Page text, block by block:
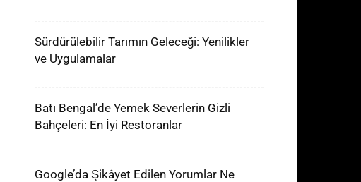
Sürdürülebilir Tarımın Geleceği: Yenilikler
ve Uygulamalar
Batı Bengal’de Yemek Severlerin Gizli
Bahçeleri: En İyi Restoranlar
Google’da Şikâyet Edilen Yorumlar Ne